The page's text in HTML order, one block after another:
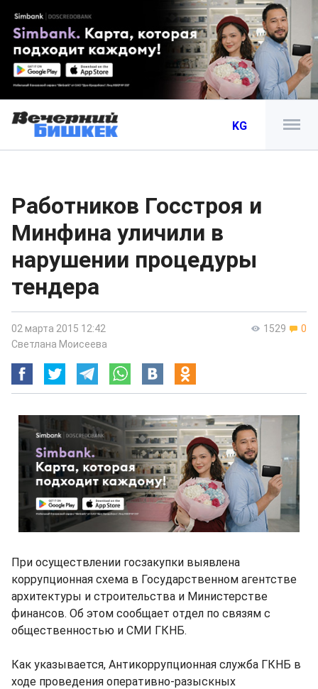
KG
Работников Госстроя и
Минфина уличили в
нарушении процедуры
тендера
1529 0
02 марта 2015 12:42
Светлана Моисеева
При осуществлении госзакупки выявлена
коррупционная схема в Государственном агентстве
архитектуры и строительства и Министерстве
финансов. Об этом сообщает отдел по связям с
общественностью и СМИ ГКНБ.
Как указывается, Антикоррупционная служба ГКНБ в
ходе проведения оперативно-разыскных